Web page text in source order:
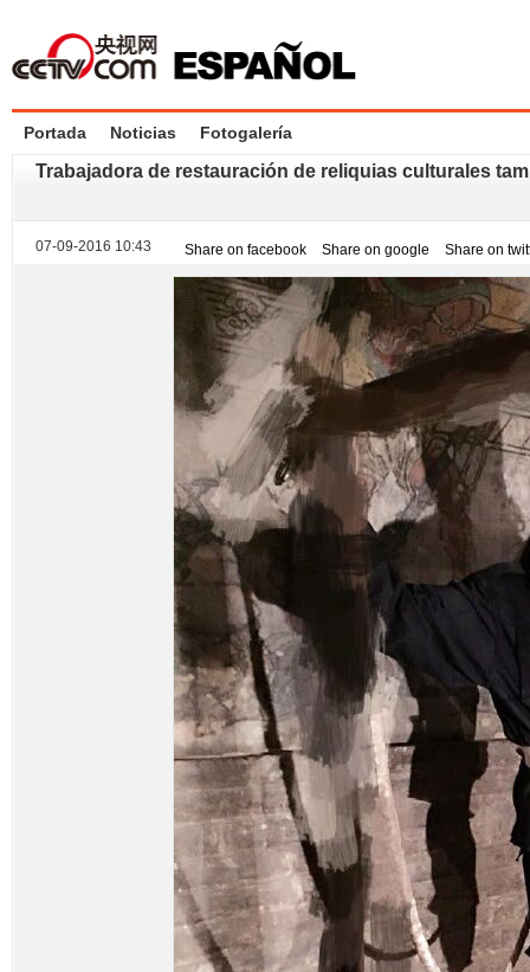
Portada Noticias Fotogalería
Trabajadora de restauración de reliquias culturales
07-09-2016 10:43 Share on facebook Share on google Share on